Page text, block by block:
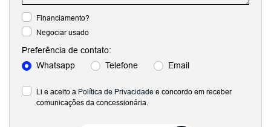
Financiamento?
Negociar usado
Preferência de contato:
Whatsapp
Telefone Email
Li e aceito a Política de Privacidade e concordo em receber
comunicações da concessionária.